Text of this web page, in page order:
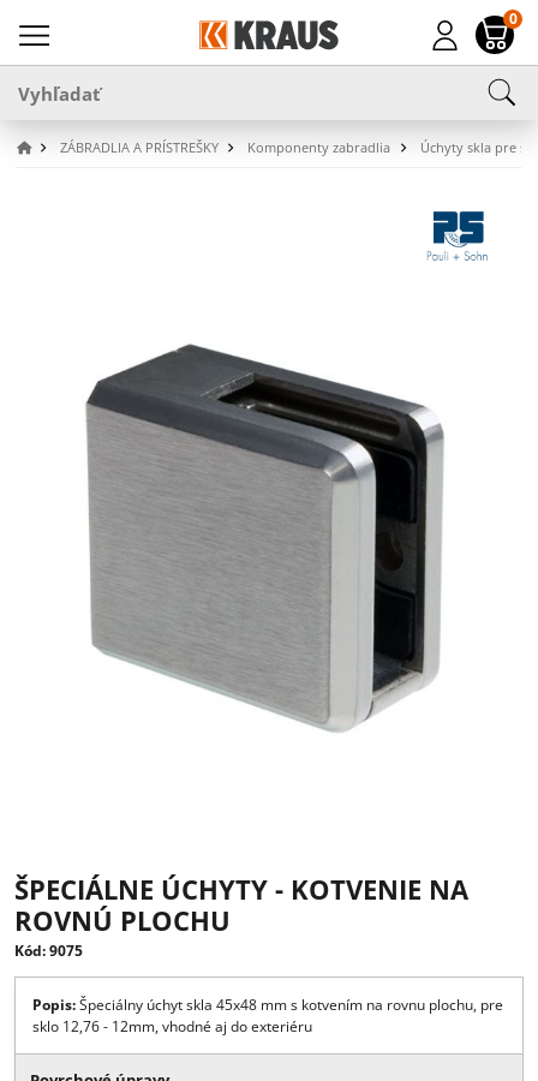
0
ZÁBRADLIA A PRÍSTREŠKY Komponenty zabradlia Úchyty skla pre
ŠPECIÁLNE ÚCHYTY - KOTVENIE NA
ROVNÚ PLOCHU
Kód: 9075